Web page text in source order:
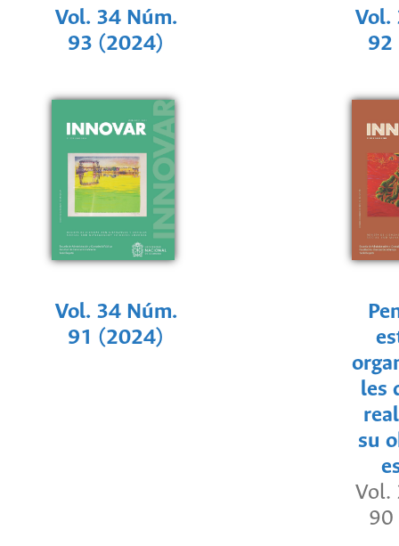
Vol. 34 Núm.
93 (2024)
Vol.
92
Vol. 34 Núm.
91 (2024)
les
su
Vol.
90